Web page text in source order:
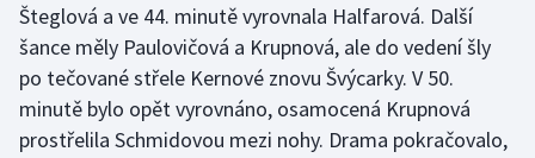
Šteglová a ve 44. minutě vyrovnala Halfarová. Další
šance měly Paulovičová a Krupnová, ale do vedení šly
po tečované střele Kernové znovu Švýcarky. V 50.
minutě bylo opět vyrovnáno, osamocená Krupnová
prostřelila Schmidovou mezi nohy. Drama pokračovalo,